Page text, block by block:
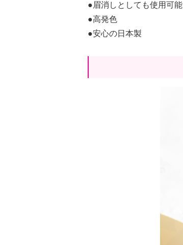
●眉消しとしても使用可能
●高発色
●安心の日本製